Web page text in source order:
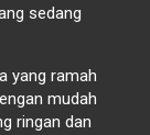
sedang
yang ramah
mudah
ringan dan